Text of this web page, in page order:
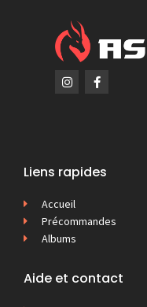
Liens rapides
Accueil
Précommandes
Albums
Aide et contact